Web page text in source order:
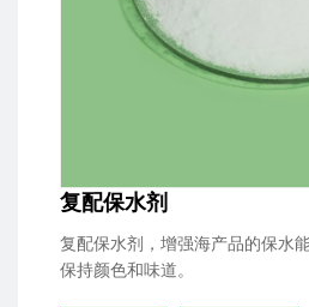
复配保水剂
复配保水剂，增强海产品的保水
保持颜色和味道。